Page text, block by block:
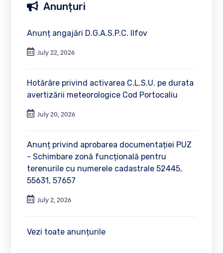
Anunțuri
Anunț angajări D.G.A.S.P.C. Ilfov
July 22, 2026
Hotărâre privind activarea C.L.S.U. pe durata
avertizării meteorologice Cod Portocaliu
July 20, 2026
Anunț privind aprobarea documentației PUZ
- Schimbare zonă funcțională pentru
terenurile cu numerele cadastrale 52445,
55631, 57657
July 2, 2026
Vezi toate anunțurile